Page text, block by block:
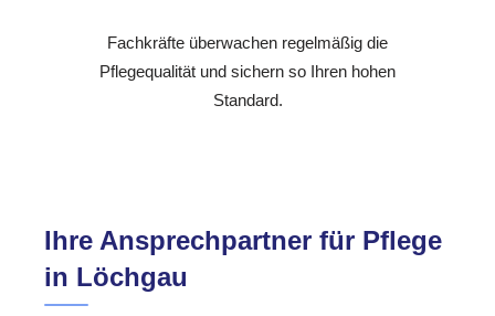
Fachkräfte überwachen regelmäßig die
Pflegequalität und sichern so Ihren hohen
Standard.
Ihre Ansprechpartner für Pflege
in Löchgau